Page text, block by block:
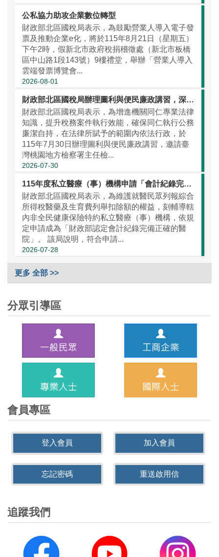
公私協力助攻企業數位轉型
財政部北區國稅局表示，為鼓勵營業人導入電子發
票及推動企業e化，將於115年8月21日（星期五）
下午2時，假新北市政府稅捐稽徵處（新北市板橋
區中山路1段143號）9樓禮堂，舉辦「營業人導入
雲端發票博覽會...
2026-08-01
財政部北區國稅局辦理圖利與便民廉政講習，深耕稅務員法紀觀念
財政部北區國稅局表示，為增進機關同仁專業法律
知識，提升稅務案件執行效能，確保同仁執行公務
廉潔自持，在法律所賦予的範圍內依法行政，於
115年7月30日辦理圖利與便民廉政講習，邀請臺
灣桃園地方檢察署主任檢...
2026-07-30
115年度私立醫療（事）機構申請「會計紀錄完備正確之醫院」認定自即日起開始受理
財政部北區國稅局表示，為維護就醫民眾列報綜合
所得稅醫藥及生育費列舉扣除額的權益，刻輔導轄
內非全民健康保險特約私立醫療（事）機構，依規
定申請成為「財政部認定會計紀錄完備正確的醫
院」。 該局說明，符合申請...
2026-07-28
更多 全部 >>
分眾引導區
會員專區
登入會員 加入會員
忘記密碼 重送啟用信
追蹤我們